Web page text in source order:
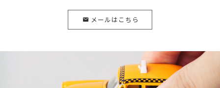
メールはこちら